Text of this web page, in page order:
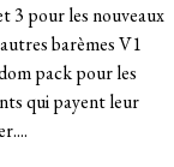
3 pour les nouveaux
barèmes V1
pack pour les
qui payent leur